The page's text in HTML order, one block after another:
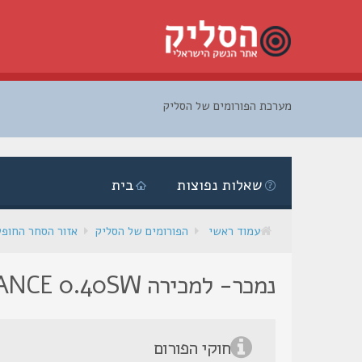
מערכת הפורומים של הסליק
בית שאלות נפוצות
עמוד ראשי הפורומים של הסליק אזור הסחר
נמכר- למכירה PARA ORDNANCE 0.40SW
חוקי הפורום